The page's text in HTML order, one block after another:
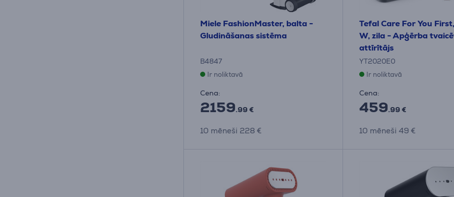
Miele FashionMaster, balta -
Gludināšanas sistēma
B4847
Ir noliktavā
Cena:
2159.99 €
10 mēneši 228 €
Tefal Care For You
W, zila - Apģērba
attīrītājs
YT2020E0
Ir noliktavā
Cena:
459.99 €
10 mēneši 49 €